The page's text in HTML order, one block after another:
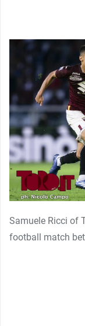
Samuele Ricci of
football match